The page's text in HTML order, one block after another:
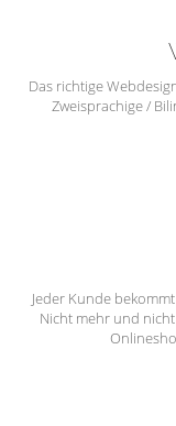
Das richtige
Zweisprachige /
Jeder Kunde
Nicht mehr und